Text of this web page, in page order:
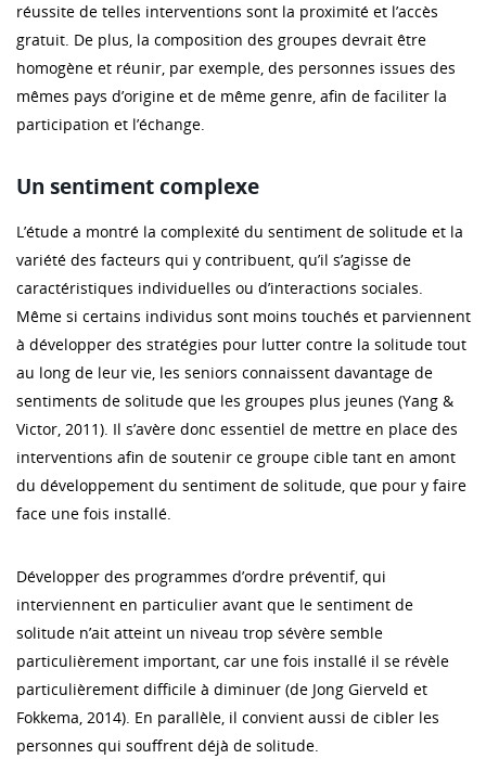
réussite de telles interventions sont la proximité et l’accès
gratuit. De plus, la composition des groupes devrait être
homogène et réunir, par exemple, des personnes issues des
mêmes pays d’origine et de même genre, afin de faciliter la
participation et l’échange.
Un sentiment complexe
L’étude a montré la complexité du sentiment de solitude et la
variété des facteurs qui y contribuent, qu’il s’agisse de
caractéristiques individuelles ou d’interactions sociales.
Même si certains individus sont moins touchés et parviennent
à développer des stratégies pour lutter contre la solitude tout
au long de leur vie, les seniors connaissent davantage de
sentiments de solitude que les groupes plus jeunes (Yang &
Victor, 2011). Il s’avère donc essentiel de mettre en place des
interventions afin de soutenir ce groupe cible tant en amont
du développement du sentiment de solitude, que pour y faire
face une fois installé.
Développer des programmes d’ordre préventif, qui
interviennent en particulier avant que le sentiment de
solitude n’ait atteint un niveau trop sévère semble
particulièrement important, car une fois installé il se révèle
particulièrement difficile à diminuer (de Jong Gierveld et
Fokkema, 2014). En parallèle, il convient aussi de cibler les
personnes qui souffrent déjà de solitude.